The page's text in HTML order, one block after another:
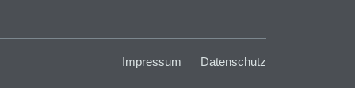
Impressum Datenschutz